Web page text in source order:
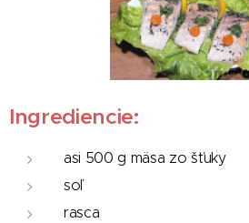
Ingrediencie:
asi 500 g mäsa zo šťuky
soľ
rasca